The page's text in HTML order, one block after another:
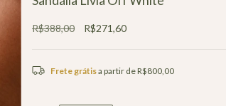
R$388,00 R$271,60
Frete grátisa partir deR$800,00